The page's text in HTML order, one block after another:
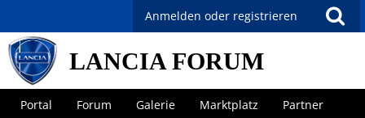
Anmelden oder registrieren
LANCIA FORUM
Portal Forum Galerie Marktplatz Partner